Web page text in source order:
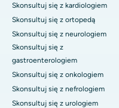
Skonsultuj się z kardiologiem
Skonsultuj się z ortopedą
Skonsultuj się z neurologiem
Skonsultuj się z
gastroenterologiem
Skonsultuj się z onkologiem
Skonsultuj się z nefrologiem
Skonsultuj się z urologiem